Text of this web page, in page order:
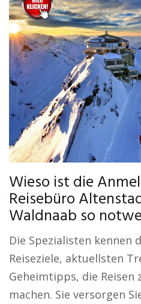
Wieso ist die
Reisebüro
Waldnaab so
Die Spezialisten kennen
Reiseziele, aktuellsten
Geheimtipps, die Reisen
machen. Sie versorgen